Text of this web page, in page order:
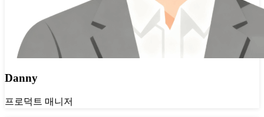
Danny
프로덕트 매니저